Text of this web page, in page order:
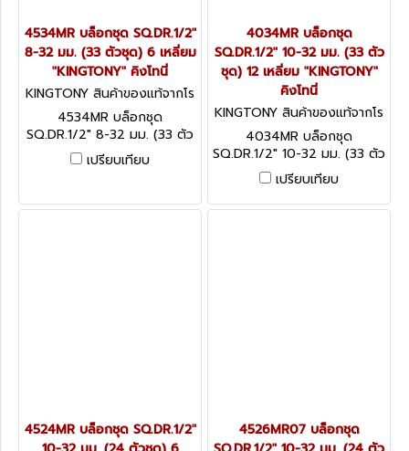
4534MR บล็อกชุด SQ.DR.1/2"
8-32 มม. (33 ตัวชุด) 6 เหลี่ยม
"KINGTONY" คิงโทนี่
KINGTONY สินค้าของแท้จากโร
งงานผู้ผลิต 4534MR
4534MR บล็อกชุด
SQ.DR.1/2" 8-32 มม. (33 ตัว
ชุด) 6 เหลี่ยม "KINGTONY" คิง
โทนี่
เปรียบเทียบ
4034MR บล็อกชุด
SQ.DR.1/2" 10-32 มม. (33 ตัว
ชุด) 12 เหลี่ยม "KINGTONY"
คิงโทนี่
KINGTONY สินค้าของแท้จากโร
งงานผู้ผลิต 4034MR
4034MR บล็อกชุด
SQ.DR.1/2" 10-32 มม. (33 ตัว
ชุด) 12 เหลี่ยม "KINGTONY"
คิงโทนี่
เปรียบเทียบ
4524MR บล็อกชุด SQ.DR.1/2"
4526MR07 บล็อกชุด